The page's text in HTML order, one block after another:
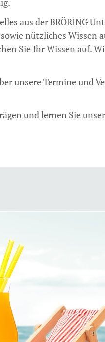
aus der BRÖRING
nützliches Wissen
Sie Ihr Wissen auf.
unsere Termine und
und lernen Sie